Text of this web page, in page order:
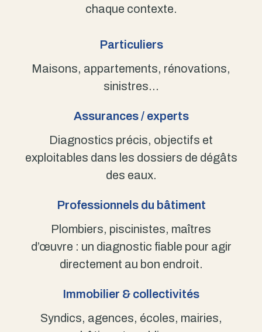
chaque contexte.
Particuliers
Maisons, appartements, rénovations,
sinistres…
Assurances / experts
Diagnostics précis, objectifs et
exploitables dans les dossiers de dégâts
des eaux.
Professionnels du bâtiment
Plombiers, piscinistes, maîtres
d’œuvre : un diagnostic fiable pour agir
directement au bon endroit.
Immobilier & collectivités
Syndics, agences, écoles, mairies,